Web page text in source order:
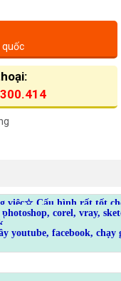
quốc
việc☆ Cấu hình rất tốt
corel, vray,
youtube, facebook, chạy